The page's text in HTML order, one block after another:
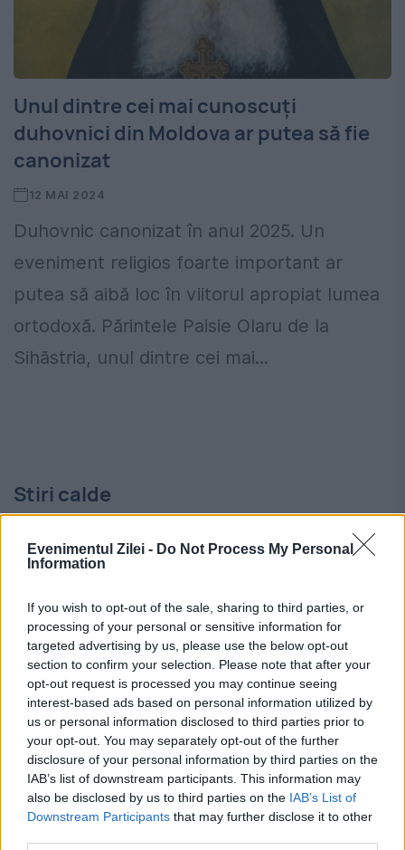
Evenimentul Zilei - Do Not Process My Personal
Information
If you wish to opt-out of the sale, sharing to third parties, or
processing of your personal or sensitive information for
targeted advertising by us, please use the below opt-out
section to confirm your selection. Please note that after your
opt-out request is processed you may continue seeing
interest-based ads based on personal information utilized by
us or personal information disclosed to third parties prior to
your opt-out. You may separately opt-out of the further
disclosure of your personal information by third parties on the
IAB’s list of downstream participants. This information may
also be disclosed by us to third parties on the IAB’s List of
Downstream Participants that may further disclose it to other
Unul dintre cei mai cunoscuți
duhovnici din Moldova ar putea să fie
canonizat
12 MAI 2024
Duhovnic canonizat în anul 2025. Un
eveniment religios foarte important ar
putea să aibă loc în viitorul apropiat lumea
ortodoxă. Părintele Paisie Olaru de la
Sihăstria, unul dintre cei mai...
Stiri calde
17:48-Pastor cu milioane de adepți, vizat de o
grave
17:37-Ultimatum pentru Guvern din partea
Sanitas și Solidaritatea Sanitară: Arhitectură
completă pentru salarizarea din sis...
17:27-Anchetă de contraterorism după
incidentul grav de pe aeroportul Leipzig/Halle.
Explozibili de calitate militară, găsi...
Medicamente uzuale pentru digestie,